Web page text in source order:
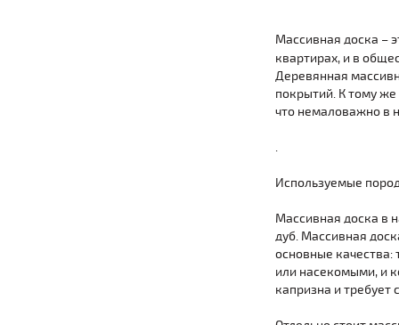
Массивная доска –
квартирах, и в
Деревянная
покрытий. К тому
что немаловажно в
.
Используемые
Массивная доска в
дуб. Массивная
основные качества:
или насекомыми, и
капризна и требует